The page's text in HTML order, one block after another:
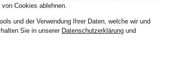
Cookies ablehnen.
und der Verwendung Ihrer Daten, welche wir und
Sie in unserer Datenschutzerklärung und